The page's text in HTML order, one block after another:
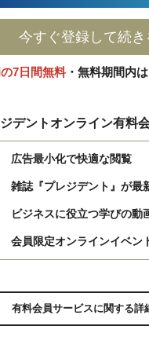
今すぐ登録して続き
7日間無料・無料期間内は
デントオンライン有料
広告最小化で快適な閲覧
雑誌『プレジデント』が最
ビジネスに役立つ学びの動
会員限定オンラインイベン
有料会員サービスに関する詳